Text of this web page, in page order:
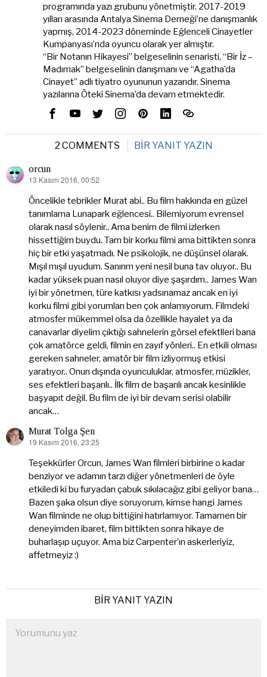
programında yazı grubunu yönetmiştir. 2017-2019
yılları arasında Antalya Sinema Derneği’ne danışmanlık
yapmış, 2014-2023 döneminde Eğlenceli Cinayetler
Kumpanyası’nda oyuncu olarak yer almıştır.
“Bir Notanın Hikayesi” belgeselinin senaristi, “Bir İz –
Madımak” belgeselinin danışmanı ve “Agatha’da
Cinayet” adlı tiyatro oyununun yazarıdır. Sinema
yazılarına Öteki Sinema’da devam etmektedir.
2 COMMENTS BIR YANIT YAZIN
orcun
dedi
ki:
13 Kasım 2016, 00:52
Öncelikle tebrikler Murat abi.. Bu film hakkında en güzel
tanımlama Lunapark eğlencesi.. Bilemiyorum evrensel
olarak nasıl söylenir.. Ama benim de filmi izlerken
hissettiğim buydu. Tam bir korku filmi ama bittikten sonra
hiç bir etki yaşatmadı. Ne psikolojik, ne düşünsel olarak.
Mışıl mışıl uyudum. Sanırım yeni nesil buna tav oluyor.. Bu
kadar yüksek puan nasıl oluyor diye şaşırdım.. James Wan
iyi bir yönetmen, türe katkısı yadsınamaz ancak en iyi
korku filmi gibi yorumları ben çok anlamıyorum. Filmdeki
atmosfer mükemmel olsa da özellikle hayalet ya da
canavarlar diyelim çıktığı sahnelerin görsel efektlleri bana
çok amatörce geldi, filmin en zayıf yönleri.. En etkili olması
gereken sahneler, amatör bir film izliyormuş etkisi
yaratıyor.. Onun dışında oyunculuklar, atmosfer, müzikler,
ses efektleri başarılı.. İlk film de başarılı ancak kesinlikle
başyapıt değil. Bu film de iyi bir devam serisi olabilir
ancak…
Murat Tolga Şen
dedi
19 Kasım 2016, 23:25
Teşekkürler Orcun, James Wan filmleri birbirine o kadar
benziyor ve adamın tarzı diğer yönetmenleri de öyle
etkiledi ki bu furyadan çabuk sıkılacağız gibi geliyor bana…
Bazen şaka olsun diye soruyorum, kimse hangi James
Wan filminde ne olup bittiğini hatırlamıyor. Tamamen bir
deneyimden ibaret, film bittikten sonra hikaye de
buharlaşıp uçuyor. Ama biz Carpenter’ın askerleriyiz,
affetmeyiz :)
BIR YANIT YAZIN